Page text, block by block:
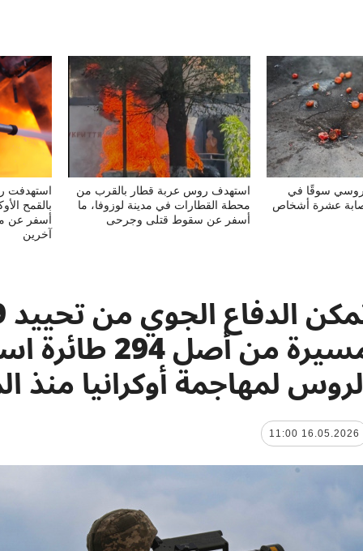
سوقًا في
عشرة أشخاص
استهدف روس عربة قطار بالقرب من
محطة القطارات في مدينة لوزوفا، ما
أسفر عن سقوط قتلى وجرحى
استهدفت
بالقمح
أسفر عن
آخرين
مسيرة من أصل
لمهاجمة أوكرانيا منذ
16.05.2026 11:00